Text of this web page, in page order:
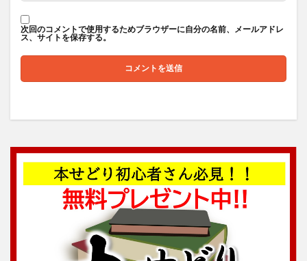
次回のコメントで使用するためブラウザーに自分の名前、メールアドレ
ス、サイトを保存する。